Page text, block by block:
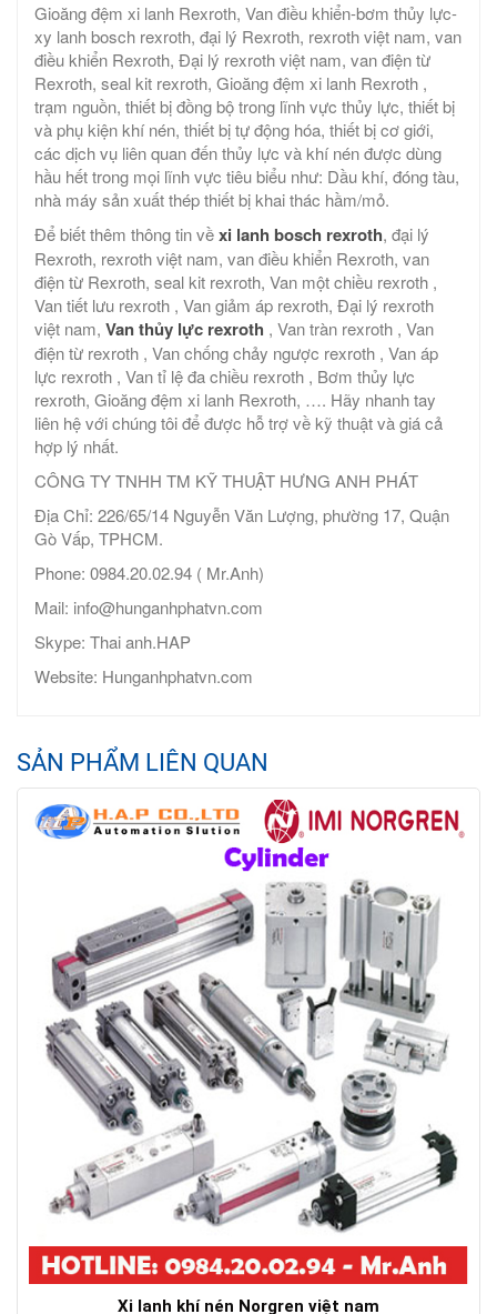
Gioăng đệm xi lanh Rexroth, Van điều khiển-bơm thủy lực-
xy lanh bosch rexroth, đại lý Rexroth, rexroth việt nam, van
điều khiển Rexroth, Đại lý rexroth việt nam, van điện từ
Rexroth, seal kit rexroth, Gioăng đệm xi lanh Rexroth ,
trạm nguồn, thiết bị đồng bộ trong lĩnh vực thủy lực, thiết bị
và phụ kiện khí nén, thiết bị tự động hóa, thiết bị cơ giới,
các dịch vụ liên quan đến thủy lực và khí nén được dùng
hầu hết trong mọi lĩnh vực tiêu biểu như: Dầu khí, đóng tàu,
nhà máy sản xuất thép thiết bị khai thác hầm/mỏ.
Để biết thêm thông tin vềxi lanh bosch rexroth, đại lý
Rexroth, rexroth việt nam, van điều khiển Rexroth, van
điện từ Rexroth, seal kit rexroth, Van một chiều rexroth ,
Van tiết lưu rexroth , Van giảm áp rexroth, Đại lý rexroth
việt nam, Van thủy lực rexroth , Van tràn rexroth , Van
điện từ rexroth , Van chống chảy ngược rexroth , Van áp
lực rexroth , Van tỉ lệ đa chiều rexroth , Bơm thủy lực
rexroth, Gioăng đệm xi lanh Rexroth, …. Hãy nhanh tay
liên hệ với chúng tôi để được hỗ trợ về kỹ thuật và giá cả
hợp lý nhất.
CÔNG TY TNHH TM KỸ THUẬT HƯNG ANH PHÁT
Địa Chỉ: 226/65/14 Nguyễn Văn Lượng, phường 17, Quận
Gò Vấp, TPHCM.
Phone: 0984.20.02.94 ( Mr.Anh)
Mail: info@hunganhphatvn.com
Skype: Thai anh.HAP
Website: Hunganhphatvn.com
SẢN PHẨM LIÊN QUAN
Xi lanh khí nén Norgren việt nam